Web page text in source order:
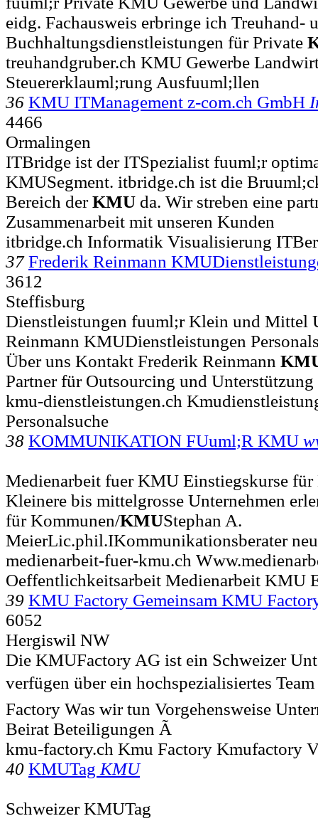
eidg. Fachausweis erbringe ich Treuhand-
Buchhaltungsdienstleistungen für Private
treuhandgruber.ch KMU Gewerbe
Steuererklauml;rung Ausfuuml;llen
36 KMU ITManagement z-com.ch GmbH
4466
Ormalingen
ITBridge ist der ITSpezialist fuuml;r
KMUSegment. itbridge.ch ist die
Bereich derKMU da. Wir streben eine
Zusammenarbeit mit unseren Kunden
itbridge.ch Informatik Visualisierung
37 Frederik Reinmann
3612
Steffisburg
Dienstleistungen fuuml;r Klein und Mittel
Reinmann KMUDienstleistungen
Über uns Kontakt Frederik Reinmann
Partner für Outsourcing und Unterstützung
kmu-dienstleistungen.ch
Personalsuche
38 KOMMUNIKATION FUuml;R KMU
Medienarbeit fuer KMU Einstiegskurse
Kleinere bis mittelgrosse Unternehmen
für Kommunen/KMUStephan A.
MeierLic.phil.IKommunikationsberater
medienarbeit-fuer-kmu.ch
Oeffentlichkeitsarbeit Medienarbeit KMU
39 KMU Factory Gemeinsam KMU
6052
Hergiswil NW
Die KMUFactory AG ist ein Schweizer
verfügen über ein hochspezialisiertes Team
Factory Was wir tun Vorgehensweise
Beirat Beteiligungen Ã
kmu-factory.ch Kmu Factory Kmufactory
40 KMUTag KMU
Schweizer KMUTag